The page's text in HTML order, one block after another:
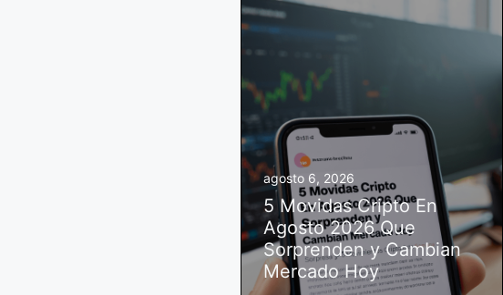
agosto 6, 2026
5 Movidas Cripto En
Agosto 2026 Que
Sorprenden y Cambian
Mercado Hoy